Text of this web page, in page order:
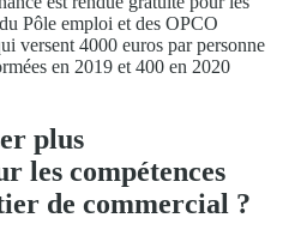
Pôle emploi et des OPCO
versent 4000 euros par personne
en 2019 et 400 en 2020
plus
les compétences
de commercial ?